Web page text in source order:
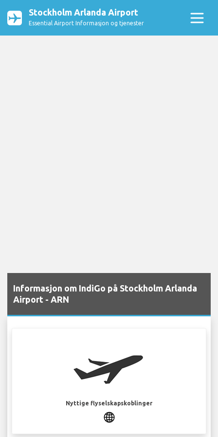
Stockholm Arlanda Airport
Essential Airport Informasjon og tjenester
Informasjon om IndiGo på Stockholm Arlanda
Airport - ARN
Nyttige flyselskapskoblinger